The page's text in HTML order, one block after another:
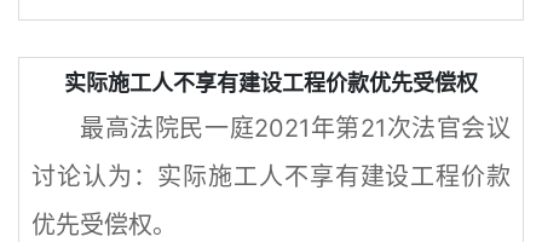
实际施工人不享有建设工程价款优先受偿权
最高法院民一庭2021年第21次法官会议
讨论认为：实际施工人不享有建设工程价款
优先受偿权。